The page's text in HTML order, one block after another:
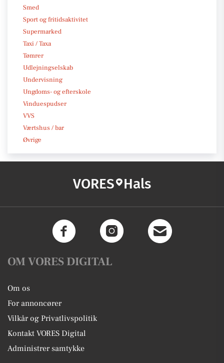
Smed
Sport og fritidsaktivitet
Supermarked
Taxi / Taxa
Tømrer
Udlejningselskab
Undervisning
Ungdoms- og efterskole
Vinduespudser
VVS
Værtshus / bar
Øvrige
VORES Hals
OM VORES DIGITAL
Om os
For annoncører
Vilkår og Privatlivspolitik
Kontakt VORES Digital
Administrer samtykke